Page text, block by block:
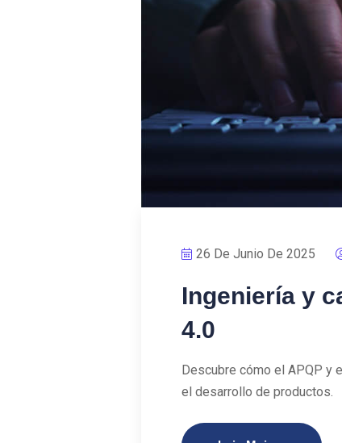
26 De Junio De 2025
Ingeniería y
4.0
Descubre cómo el APQP y
el desarrollo de productos.